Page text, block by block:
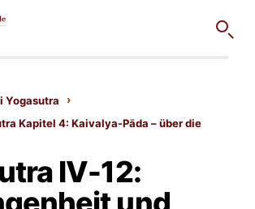
Yogasutra
›
Kapitel 4: Kaivalya-Pāda – über die
IV-12: